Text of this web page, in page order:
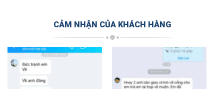
CẢM NHẬN CỦA KHÁCH HÀNG